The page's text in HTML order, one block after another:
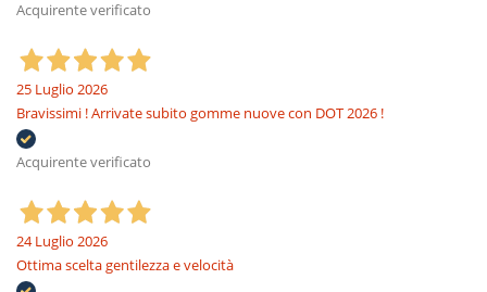
Acquirente verificato
25 Luglio 2026
Bravissimi ! Arrivate subito gomme nuove con DOT 2026 !
Acquirente verificato
24 Luglio 2026
Ottima scelta gentilezza e velocità